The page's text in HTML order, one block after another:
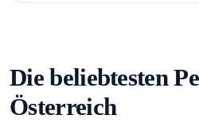
Die beliebtesten
Österreich